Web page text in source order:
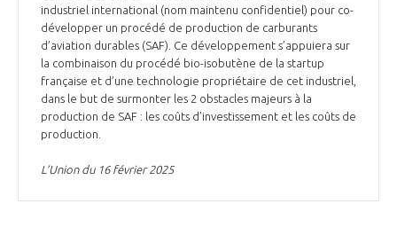
industriel international (nom maintenu confidentiel) pour co-
développer un procédé de production de carburants
d’aviation durables (SAF). Ce développement s’appuiera sur
la combinaison du procédé bio-isobutène de la startup
française et d’une technologie propriétaire de cet industriel,
dans le but de surmonter les 2 obstacles majeurs à la
production de SAF : les coûts d’investissement et les coûts de
production.
L’Union du 16 février 2025